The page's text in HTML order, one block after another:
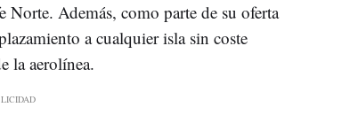
Norte. Además, como parte de su oferta
a cualquier isla sin coste
la aerolínea.